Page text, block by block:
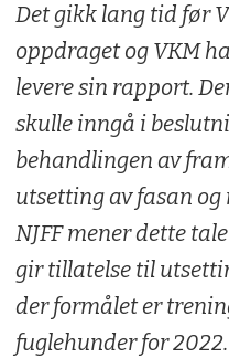
Det gikk lang tid før
oppdraget og VKM
levere sin rapport.
skulle inngå i
behandlingen av
utsetting av fasan og
NJFF mener dette
gir tillatelse til
der formålet er
fuglehunder for